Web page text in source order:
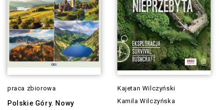
praca zbiorowa
Polskie Góry. Nowy
Kajetan Wilczyński
Kamila Wilczyńska